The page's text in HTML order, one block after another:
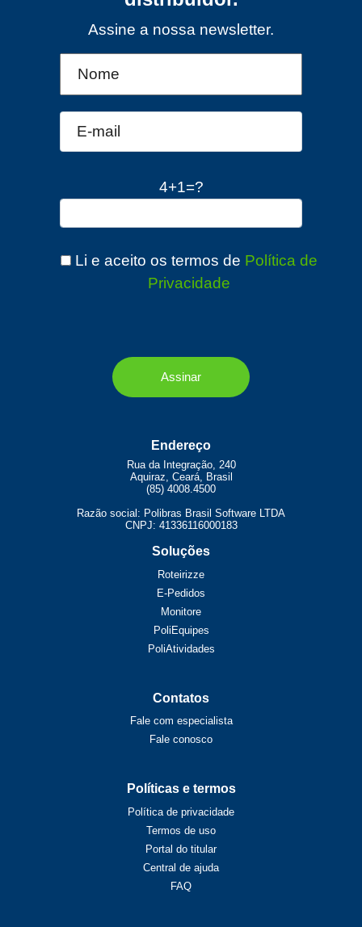
Assine a nossa newsletter.
4+1=?
Li e aceito os termos de Política de
Privacidade
Endereço
Rua da Integração, 240
Aquiraz, Ceará, Brasil
(85) 4008.4500
Razão social: Polibras Brasil Software LTDA
CNPJ: 41336116000183
Soluções
Roteirizze
E-Pedidos
Monitore
PoliEquipes
PoliAtividades
Contatos
Fale com especialista
Fale conosco
Políticas e termos
Política de privacidade
Termos de uso
Portal do titular
Central de ajuda
FAQ